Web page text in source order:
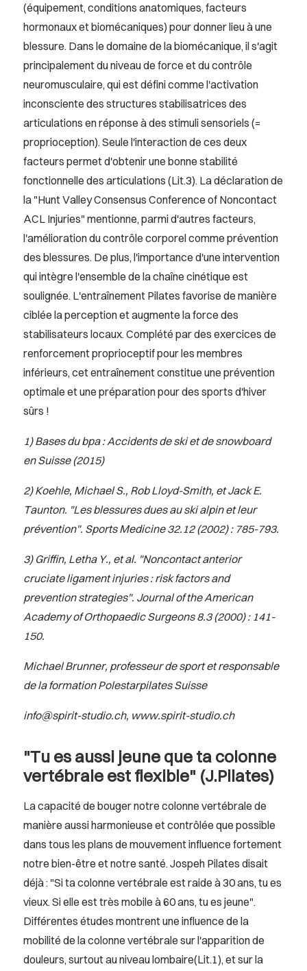
(équipement, conditions anatomiques, facteurs
hormonaux et biomécaniques) pour donner lieu à une
blessure. Dans le domaine de la biomécanique, il s'agit
principalement du niveau de force et du contrôle
neuromusculaire, qui est défini comme l'activation
inconsciente des structures stabilisatrices des
articulations en réponse à des stimuli sensoriels (=
proprioception). Seule l'interaction de ces deux
facteurs permet d'obtenir une bonne stabilité
fonctionnelle des articulations (Lit.3). La déclaration de
la "Hunt Valley Consensus Conference of Noncontact
ACL Injuries" mentionne, parmi d'autres facteurs,
l'amélioration du contrôle corporel comme prévention
des blessures. De plus, l'importance d'une intervention
qui intègre l'ensemble de la chaîne cinétique est
soulignée. L'entraînement Pilates favorise de manière
ciblée la perception et augmente la force des
stabilisateurs locaux. Complété par des exercices de
renforcement proprioceptif pour les membres
inférieurs, cet entraînement constitue une prévention
optimale et une préparation pour des sports d'hiver
sûrs !
1) Bases du bpa : Accidents de ski et de snowboard
en Suisse (2015)
2) Koehle, Michael S., Rob Lloyd-Smith, et Jack E.
Taunton. "Les blessures dues au ski alpin et leur
prévention". Sports Medicine 32.12 (2002) : 785-793.
3) Griffin, Letha Y., et al. "Noncontact anterior
cruciate ligament injuries : risk factors and
prevention strategies". Journal of the American
Academy of Orthopaedic Surgeons 8.3 (2000) : 141-
150.
Michael Brunner, professeur de sport et responsable
de la formation Polestarpilates Suisse
info@spirit-studio.ch, www.spirit-studio.ch
"Tu es aussi jeune que ta colonne
vertébrale est flexible" (J.Pilates)
La capacité de bouger notre colonne vertébrale de
manière aussi harmonieuse et contrôlée que possible
dans tous les plans de mouvement influence fortement
notre bien-être et notre santé. Jospeh Pilates disait
déjà : "Si ta colonne vertébrale est raide à 30 ans, tu es
vieux. Si elle est très mobile à 60 ans, tu es jeune".
Différentes études montrent une influence de la
mobilité de la colonne vertébrale sur l'apparition de
douleurs, surtout au niveau lombaire(Lit.1), et sur la